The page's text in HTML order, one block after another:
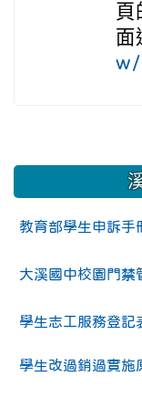
面
w/
教育部學生申訴手
大溪國中校園門禁
學生志工服務登記
學生改過銷過實施